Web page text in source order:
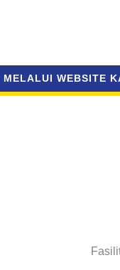
MELALUI WEBSITE